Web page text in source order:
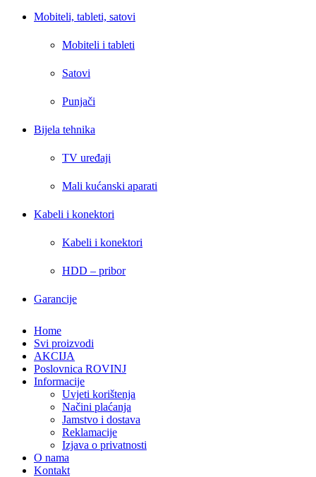
Mobiteli, tableti, satovi
Mobiteli i tableti
Satovi
Punjači
Bijela tehnika
TV uređaji
Mali kućanski aparati
Kabeli i konektori
Kabeli i konektori
HDD – pribor
Garancije
Home
Svi proizvodi
AKCIJA
Poslovnica ROVINJ
Informacije
Uvjeti korištenja
Načini plaćanja
Jamstvo i dostava
Reklamacije
Izjava o privatnosti
O nama
Kontakt